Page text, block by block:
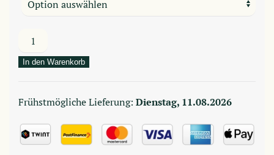
Cervelat
In den Warenkorb
Frühstmögliche Lieferung: Dienstag, 11.08.2026